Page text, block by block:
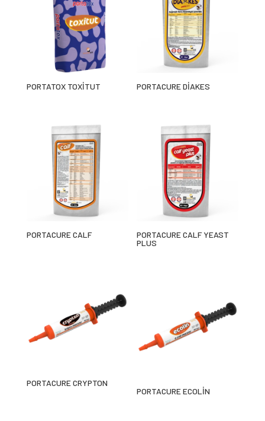
PORTATOX TOXİTUT PORTACURE DİAKES
PORTACURE CALF
PORTACURE CALF YEAST
PLUS
PORTACURE CRYPTON
PORTACURE ECOLİN